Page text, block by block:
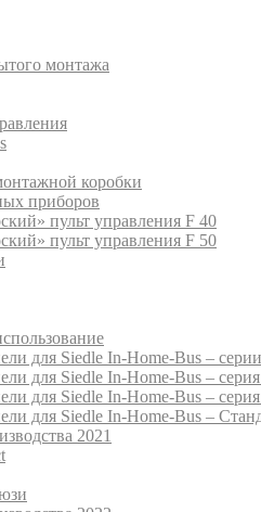
монтажа
коробки
приборов
пульт управления F 40
пульт управления F 50
для Siedle In-Home-Bus –
для Siedle In-Home-Bus –
для Siedle In-Home-Bus –
для Siedle In-Home-Bus –
2021